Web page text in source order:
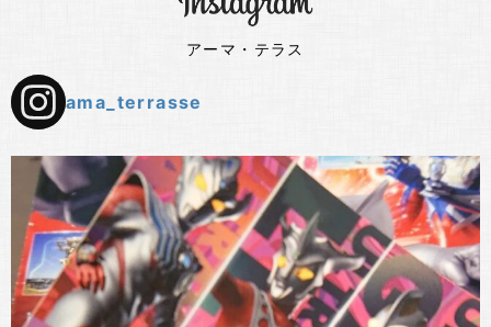
アーマ・テラス
ama_terrasse